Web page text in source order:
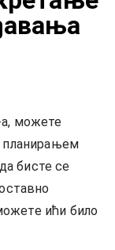
можете
планирањем
бисте се
ићи било